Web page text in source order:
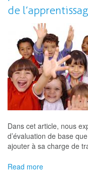
CNAL's
Mapping
Project
de
Dans cet article, nous
d’évaluation de base
ajouter à sa charge de
Read more